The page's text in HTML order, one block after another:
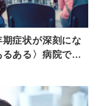
期症状が深刻にな
るある〉病院での
。あなたならど